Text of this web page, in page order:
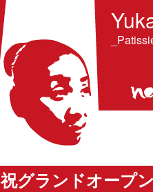
祝グランドオープ